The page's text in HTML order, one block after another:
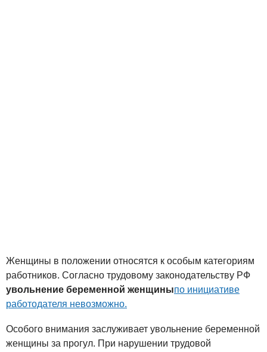
Женщины в положении относятся к особым категориям
работников. Согласно трудовому законодательству РФ
увольнение беременной женщиныпо инициативе
работодателя невозможно.
Особого внимания заслуживает увольнение беременной
женщины за прогул. При нарушении трудовой